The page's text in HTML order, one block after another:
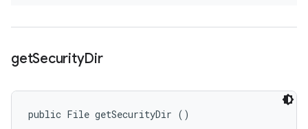
getSecurityDir
public File getSecurityDir ()